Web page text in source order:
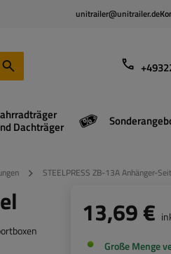
unitrailer@unitrailer.de
Dachträger
STEELPRESS ZB-13A Anhänger-
13,69 €
Große Menge